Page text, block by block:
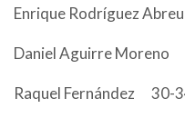
Enrique Rodríguez
Daniel Aguirre
Raquel Fernández 30-